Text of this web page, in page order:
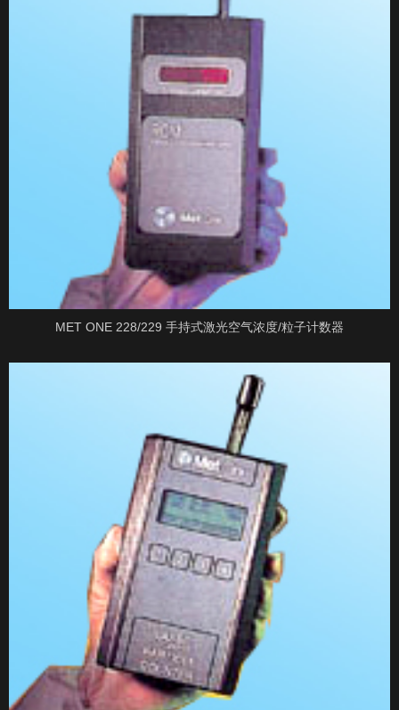
MET ONE 228/229 手持式激光空气浓度/粒子计数器